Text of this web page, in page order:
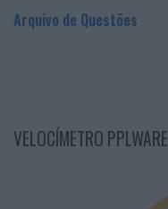
Arquivo de Questões
VELOCÍMETRO PPLWARE